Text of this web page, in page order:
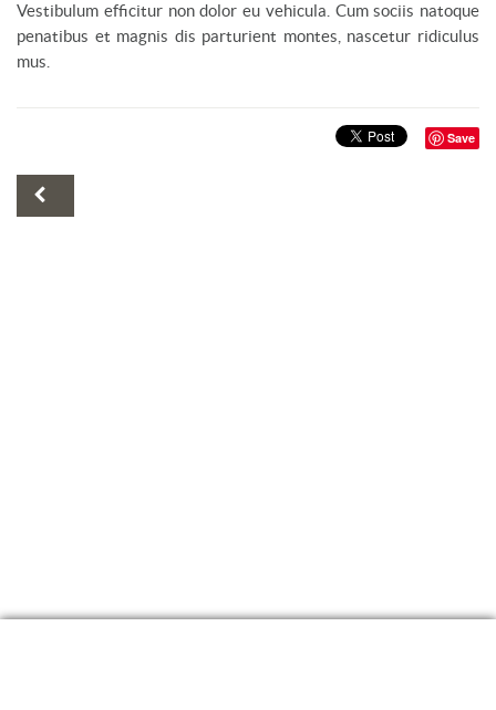
Vestibulum efficitur non dolor eu vehicula. Cum sociis natoque
penatibus et magnis dis parturient montes, nascetur ridiculus
mus.
Save